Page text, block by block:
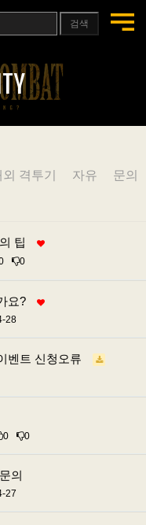
검색
격투기 자유 문의
팁
0
요?
28
벤트 신청오류
0 0
의
27